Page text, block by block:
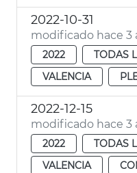
2022-10-31
modificado hace 3
2022
TODAS
VALENCIA
2022-12-15
modificado hace 3
2022
TODAS
VALENCIA